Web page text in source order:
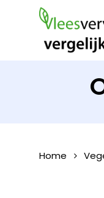
Producten
zoeken
Home